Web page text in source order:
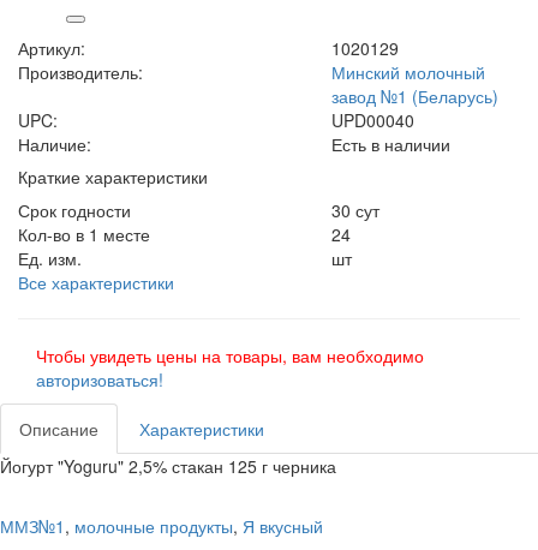
Артикул:
1020129
Производитель:
Минский молочный
завод №1 (Беларусь)
UPC:
UPD00040
Наличие:
Есть в наличии
Краткие характеристики
Срок годности
30 сут
Кол-во в 1 месте
24
Ед. изм.
шт
Все характеристики
Чтобы увидеть цены на товары, вам необходимо
авторизоваться!
Описание
Характеристики
Йогурт "Yoguru" 2,5% стакан 125 г черника
ММЗ№1 , молочные продукты, Я вкусный